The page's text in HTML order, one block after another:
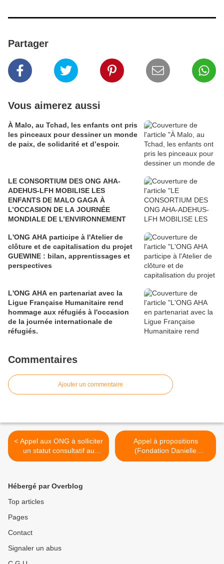
Partager
Vous aimerez aussi
À Malo, au Tchad, les enfants ont pris
les pinceaux pour dessiner un monde
de paix, de solidarité et d’espoir.
LE CONSORTIUM DES ONG AHA-
ADEHUS-LFH MOBILISE LES
ENFANTS DE MALO GAGA À
L’OCCASION DE LA JOURNÉE
MONDIALE DE L’ENVIRONNEMENT
L'ONG AHA participe à l'Atelier de
clôture et de capitalisation du projet
GUEWINE : bilan, apprentissages et
perspectives
L'ONG AHA en partenariat avec la
Ligue Française Humanitaire rend
hommage aux réfugiés à l'occasion
de la journée internationale de
réfugiés.
Commentaires
Ajouter un commentaire
< Appel aux ONG à solliciter
un statut consultatif au
Conseil Economique et
Appel à propositions
(Fondation Danielle
Mitterrand) >
Hébergé par Overblog
Top articles
Pages
Contact
Signaler un abus